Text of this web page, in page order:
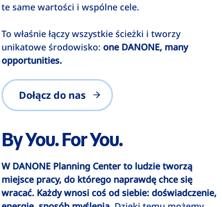
te same wartości i wspólne cele.
To właśnie łączy wszystkie ścieżki i tworzy
unikatowe środowisko: one DANONE, many
opportunities.
Dołącz do nas
By You. For You.
W DANONE Planning Center to ludzie tworzą
miejsce pracy, do którego naprawdę chce się
wracać. Każdy wnosi coś od siebie: doświadczenie,